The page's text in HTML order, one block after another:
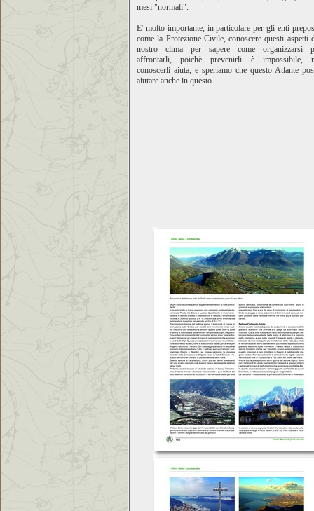
mesi "normali".
E' molto importante, in particolare per gli enti
come la Protezione Civile, conoscere questi aspetti
nostro clima per sapere come organizzarsi
affrontarli, poichè prevenirli è impossibile,
conoscerli aiuta, e speriamo che questo Atlante
aiutare anche in questo.